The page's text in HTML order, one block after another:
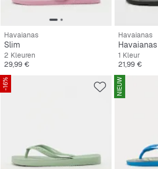
Havaianas
Slim
2 Kleuren
Prijs
29,99 €
Havaianas
1 Kleur
Prijs
21,99 €
-16% NIEUW